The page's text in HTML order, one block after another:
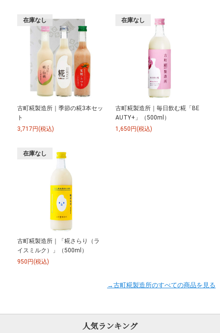
古町糀製造所｜季節の糀3本セッ
ト
3,717円(税込)
在庫なし
古町糀製造所｜毎日飲む糀「BE
AUTY+」（500ml）
1,650円(税込)
在庫なし
古町糀製造所｜「糀さらり（ラ
イスミルク）」（500ml）
950円(税込)
在庫なし
→古町糀製造所のすべての商品を見る
人気ランキング